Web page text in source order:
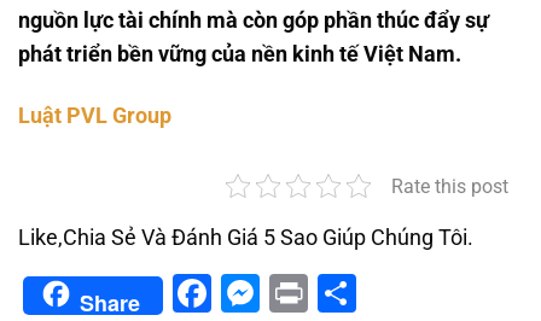
nguồn lực tài chính mà còn góp phần thúc đẩy sự
phát triển bền vững của nền kinh tế Việt Nam.
Luật PVL Group
Rate this post
Like,Chia Sẻ Và Đánh Giá 5 Sao Giúp Chúng Tôi.
Share Facebook
Messenger
Print